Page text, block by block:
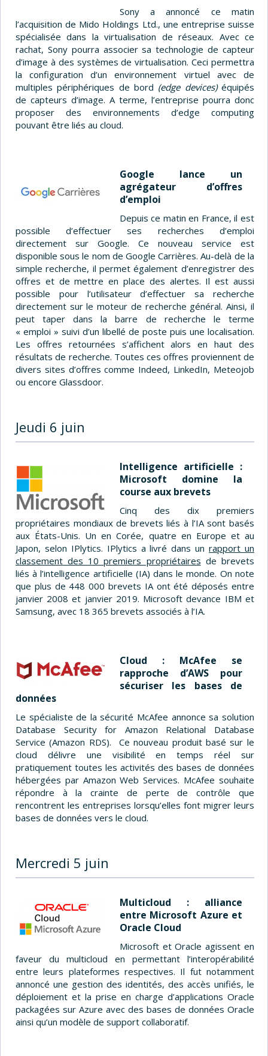
Sony a annoncé ce matin
l’acquisition de Mido Holdings Ltd., une entreprise suisse
spécialisée dans la virtualisation de réseaux. Avec ce
rachat, Sony pourra associer sa technologie de capteur
d’image à des systèmes de virtualisation. Ceci permettra
la configuration d’un environnement virtuel avec de
multiples périphériques de bord (edge devices)équipés
de capteurs d’image. A terme, l’entreprise pourra donc
proposer des environnements d’edge computing
pouvant être liés au cloud.
Google lance un
agrégateur d’offres
d’emploi
Depuis ce matin en France, il est
possible d’effectuer ses recherches d’emploi
directement sur Google. Ce nouveau service est
disponible sous le nom de Google Carrières. Au-delà de la
simple recherche, il permet également d’enregistrer des
offres et de mettre en place des alertes. Il est aussi
possible pour l’utilisateur d’effectuer sa recherche
directement sur le moteur de recherche général. Ainsi, il
peut taper dans la barre de recherche le terme
« emploi » suivi d’un libellé de poste puis une localisation.
Les offres retournées s’affichent alors en haut des
résultats de recherche. Toutes ces offres proviennent de
divers sites d’offres comme Indeed, LinkedIn, Meteojob
ou encore Glassdoor.
Jeudi 6 juin
Intelligence artificielle :
Microsoft domine la
course aux brevets
Cinq des dix premiers
propriétaires mondiaux de brevets liés à l’IA sont basés
aux États-Unis. Un en Corée, quatre en Europe et au
Japon, selon IPlytics. IPlytics a livré dans unrapport un
classement des 10 premiers propriétaires de brevets
liés à l’intelligence artificielle (IA) dans le monde. On note
que plus de 448 000 brevets IA ont été déposés entre
janvier 2008 et janvier 2019. Microsoft devance IBM et
Samsung, avec 18 365 brevets associés à l’IA.
Cloud : McAfee se
rapproche d’AWS pour
sécuriser les bases de
données
Le spécialiste de la sécurité McAfee annonce sa solution
Database Security for Amazon Relational Database
Service (Amazon RDS). Ce nouveau produit basé sur le
cloud délivre une visibilité en temps réel sur
pratiquement toutes les activités des bases de données
hébergées par Amazon Web Services. McAfee souhaite
répondre à la crainte de perte de contrôle que
rencontrent les entreprises lorsqu’elles font migrer leurs
bases de données vers le cloud.
Mercredi 5 juin
Multicloud : alliance
entre Microsoft Azure et
Oracle Cloud
Microsoft et Oracle agissent en
faveur du multicloud en permettant l’interopérabilité
entre leurs plateformes respectives. Il fut notamment
annoncé une gestion des identités, des accès unifiés, le
déploiement et la prise en charge d’applications Oracle
packagées sur Azure avec des bases de données Oracle
ainsi qu’un modèle de support collaboratif.